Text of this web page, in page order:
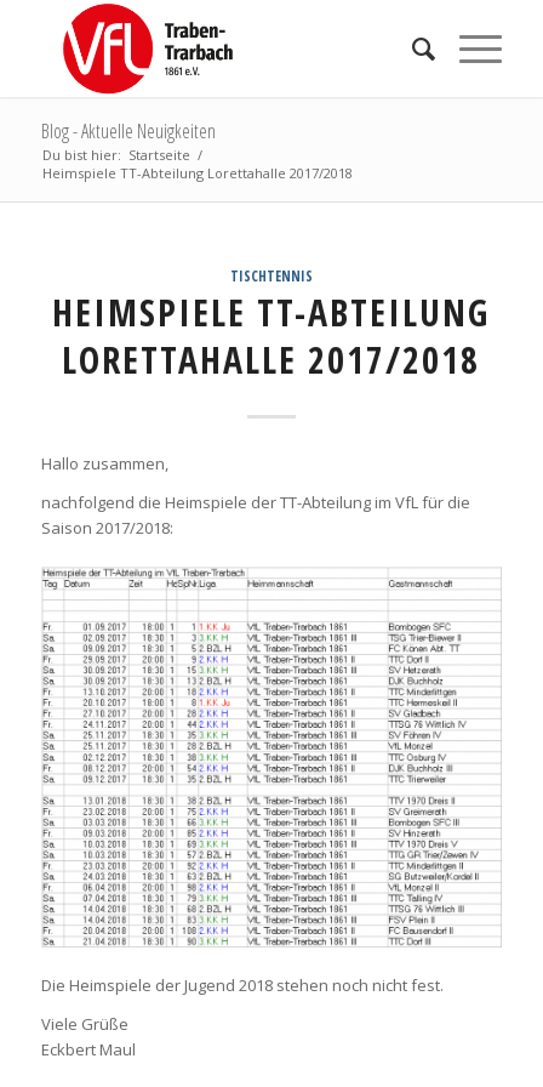
Blog - Aktuelle Neuigkeiten
Du bist hier: Startseite /
Heimspiele TT-Abteilung Lorettahalle 2017/2018
TISCHTENNIS
HEIMSPIELE TT-ABTEILUNG
LORETTAHALLE 2017/2018
Hallo zusammen,
nachfolgend die Heimspiele der TT-Abteilung im VfL für die
Saison 2017/2018:
Die Heimspiele der Jugend 2018 stehen noch nicht fest.
Viele Grüße
Eckbert Maul